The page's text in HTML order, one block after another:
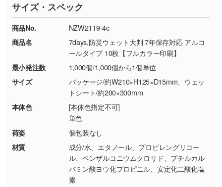
す。→詳しく見る
・コーポレートカラーを使って印刷したい／印
刷色にこだわりがある
DIC・PANTONEなどのカラーチップの指定や、
現物支給による色指定も承っております。→
しく見る
・背景がある画像からキャラクター部分だけを
使いたいです
シンプルな背景のデータや、使いたいキャラク
ター部分の輪郭がはっきりしているデータは切
り抜き処理が可能です。→詳しく見る
・持っているデータの背景が足りない／塗り足
※詳しくは「商品の良品基準について
ください。
【返品・交換ができない場合】
・お客様の元で商品を加工された場合、または
商品が破損した場合
・商品到着後7日以上経過している場合
・お客様のご都合による返品・交換依頼(商
品・色・数量などの注文間違い等)
TEL：0422-29-9911 営業時間10:00～
18:00(土日祝日除く)
お問い合わせフォームはこちら
サイズ・スペック
商品No.
NZW2119-4c
商品名
7days,防災ウェット大判 7年保存対応 アルコ
ールタイプ 10枚【フルカラー印刷】
最小発注数
1,000個/1,000個から1個単位
サイズ
パッケージ/約W210×H125×D15mm、ウェッ
トシート/約200×300mm
本体色
[本体色指定不可]
単色
荷姿
個包装なし
材質
成分/水、エタノール、プロピレングリコー
ル、ベンザルコニウムクロリド、ブチルカル
バミン酸ヨウ化プロピニル、安定化二酸化塩
素